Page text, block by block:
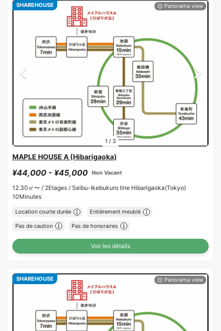
1 / 3
SHAREHOUSE
MAPLE HOUSE A (Hibarigaoka)
¥44,000 - ¥45,000 Non Vacant
12.30㎡〜 / 2Etages / Seibu-Ikebukuro line Hibarigaoka(Tokyo)
10Minutes
Location courte durée Entièrement meublé
Pas de caution Pas de honoraires
Voir les détails
SHAREHOUSE